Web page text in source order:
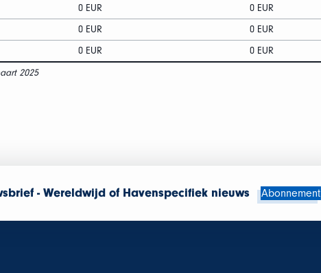
0 EUR
0 EUR
0 EUR
0 EUR
0 EUR
0 EUR
2025
- Wereldwijd of Havenspecifiek nieuws Abonnement